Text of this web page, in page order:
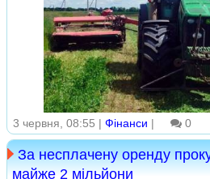
3 червня, 08:55 | Фінанси | 0
За несплачену оренду
майже 2 мільйони